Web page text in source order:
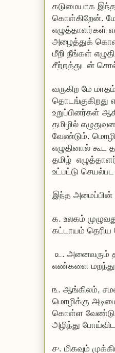
கடுமையாக
கொள்கிறேன்.
எழுத்தாளர்கள்
அழைத்துக்
மீறி நீங்கள்
சீற்றத்துடன்
வருகிற மே
தொடங்குகிறது
உறுப்பினர்கள்
தமிழில்
வேண்டும். மொழி
எழுதினால் கூட
தமிழ்
உட்பட்டு
இந்த
௧. உலகம்
கட்டாயம்
௨. அனைவரும்
எண்களை
௩. ஆங்கிலம்,
மொழிக்கு
கொள்ள
அழிந்து
௪. மிகவும்